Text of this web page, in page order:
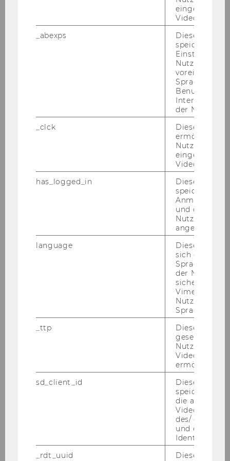
nur zu den in der Ein­wil­li­gung fest­ge­leg­ten
Zwe­cken und im darin ver­ein­bar­ten Um­fang.
Sie kön­nen Ihre Ein­wil­li­gung je­der­zeit mit Wir­
kung für die Zu­kunft wi­der­ru­fen. Ein Wi­der­ruf
hat zur Folge, dass wir Ihre Daten ab die­sem
Zeit­punkt zu den in der Ein­wil­li­gung ge­nann­
An­sons­ten ver­ar­bei­ten wir Ihre Daten auf­grund
fol­gen­der Rechts­grund­la­gen:
Art 6 Abs 1 lit b DSGVO – Er­fül­lung ver­
trag­li­cher Pflich­ten und vor­ver­trag­li­cher
Art 6 Abs 1 lit e DSGVO – Wahr­neh­mung
einer Auf­ga­be im öf­fent­li­chen In­ter­es­se
(Öf­fent­lich­keits­ar­beit gem. § 3 Z 11 Uni­
ver­si­täts­ge­setz 2002)
Art 6 Abs 1 lit f DSGVO – Wah­rung be­
rech­tig­ter In­ter­es­sen (In­for­ma­ti­on über
zu­künf­ti­ge Ver­an­stal­tun­gen sowie Do­
ku­men­ta­ti­on der Tä­tig­kei­ten und Ent­
wick­lun­gen an der WU)
Wir geben Ihre Daten grund­sätz­lich nicht an
Drit­te wei­ter. Im Ein­zel­fall kann es für die Er­rei­
chung der oben be­schrie­be­nen Zwe­cke al­ler­
dings er­for­der­lich wer­den, dass wir Ihre Daten
an von uns ein­ge­setz­te Dienst­leis­ter wei­ter­ge­
ben müs­sen. Diese wer­den von uns sorg­fäl­tig
aus­ge­wählt und ver­trag­lich als Auf­trags­ver­ar­
bei­ter zum ge­set­zes­kon­for­men Um­gang mit
Videos
_abexps
Dieses Cookie
speichert
Nutzer*in, zB.
Sprache,
der Nutzer*in
_clck
Dieses Cookie
ermöglicht
Nutzung des
Video Players
has_logged_in
Dieses Cookie
speichert
und ob sich
Nutzer*in
angemeldet
language
Dieses
sich die
der
Vimeo in der
Nutzer
Sprache
_ttp
Dieser
gesetzt, um
Nutzung des
Videoplayers
ermöglichen
sd_client_id
Dieses Cookie
speichert
die aktuellen
des/ der
und einen
_rdt_uuid
Dieses